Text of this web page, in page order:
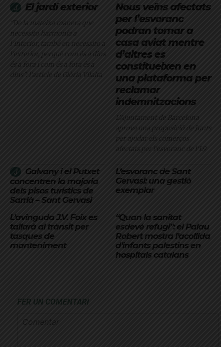
El jardí exterior
"De la mateixa manera que
necessito harmonia a
l’interior, també en necessito a
l’exterior, perquè com és a dins
és a fora i com és a fora és a
dins": l'article de Glòria Vilalta
Nous veïns afectats
per l’esvoranc
podran tornar a
casa aviat mentre
d’altres es
constitueixen en
una plataforma per
reclamar
indemnitzacions
L’Ajuntament de Barcelona
aprova una proposició de Junts
per ajudar els comerços
afectats per l'esvoranc de l'L9
Galvany i el Putxet
concentren la majoria
dels pisos turístics de
Sarrià – Sant Gervasi
L’esvoranc de Sant
Gervasi: una gestió
exemplar
L’avinguda J.V. Foix es
tallarà al trànsit per
tasques de
manteniment
“Quan la sanitat
esdevé refugi”: el Palau
Robert mostra l’acollida
d’infants palestins en
hospitals catalans
FER UN COMENTARI